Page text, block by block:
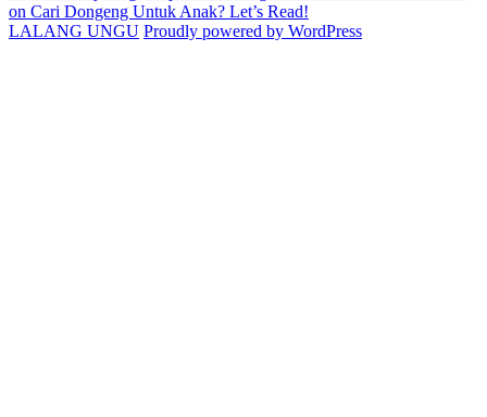
on Cari Dongeng Untuk Anak? Let’s Read!
LALANG UNGU Proudly powered by WordPress